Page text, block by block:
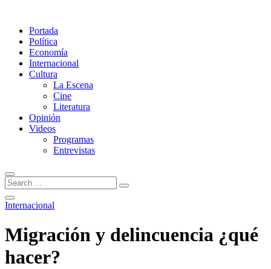
Portada
Política
Economía
Internacional
Cultura
La Escena
Cine
Literatura
Opinión
Videos
Programas
Entrevistas
Internacional
Migración y delincuencia ¿qué
hacer?